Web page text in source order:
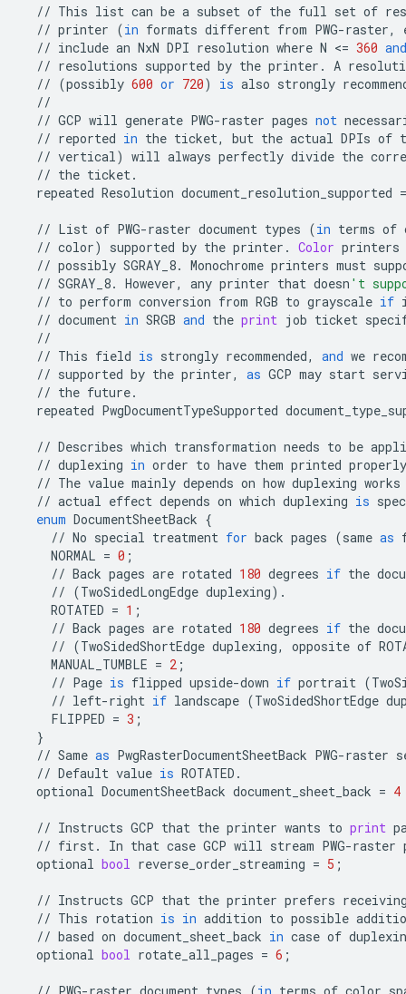
// This list can be a subset of the full set of
// printer (in formats different from PWG-raster,
// include an NxN DPI resolution where N <= 360 and
// resolutions supported by the printer . A
// (possibly 600 or 720) is also strongly
//
// GCP will generate PWG-raster pages not
// reported in the ticket, but the actual DPIs of
// vertical) will always perfectly divide the
// the ticket.
repeated Resolution document_resolution_supported =
// List of PWG-raster document types (in terms of
// color) supported by the printer . Color printers
// possibly SGRAY_8. Monochrome printers must
// SGRAY_8. However, any printer that doesn 't
// to perform conversion from RGB to grayscale if
// document in SRGB and the print job ticket
//
// This field is strongly recommended, and we
// supported by the printer, as GCP may start
// the future.
repeated PwgDocumentTypeSupported
// Describes which transformation needs to be
// duplexing in order to have them printed properly
// The value mainly depends on how duplexing works
// actual effect depends on which duplexing is
enum DocumentSheetBack {
// No special treatment for back pages (same as
NORMAL = 0 ;
// Back pages are rotated 180 degrees if the
// (TwoSidedLongEdge duplexing) .
ROTATED = 1 ;
// Back pages are rotated 180 degrees if the
// (TwoSidedShortEdge duplexing, opposite of
MANUAL_TUMBLE = 2 ;
// Page is flipped upside-down if portrait (
// left-right if landscape (TwoSidedShortEdge
FLIPPED = 3 ;
}
// Same as PwgRasterDocumentSheetBack PWG-raster
// Default value is ROTATED .
optional DocumentSheetBack document_sheet_back = 4
// Instructs GCP that the printer wants to print
// first. In that case GCP will stream PWG-raster
optional bool reverse_order_streaming = 5 ;
// Instructs GCP that the printer prefers
// This rotation is in addition to possible
// based on document_sheet_back in case of
optional bool rotate_all_pages = 6 ;